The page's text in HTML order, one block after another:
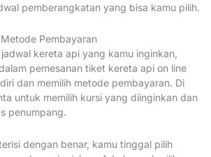
pemberangkatan yang bisa kamu pilih.
Pembayaran
kereta api yang kamu inginkan,
pemesanan tiket kereta api on line
dan memilih metode pembayaran. Di
untuk memilih kursi yang diinginkan dan
penumpang.
dengan benar, kamu tinggal pilih